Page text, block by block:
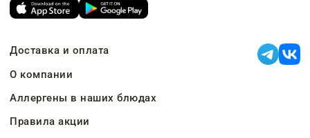
Доставка и оплата
О компании
Аллергены в наших блюдах
Правила акции